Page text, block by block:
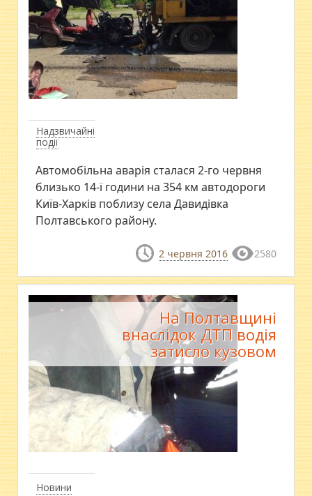
Надзвичайні
події
Автомобільна аварія сталася 2-го червня
близько 14-ї години на 354 км автодороги
Київ-Харків поблизу села Давидівка
Полтавського району.
2 червня 2016 2580
Новини
На Полтавщині
внаслідок ДТП водія
затисло кузовом